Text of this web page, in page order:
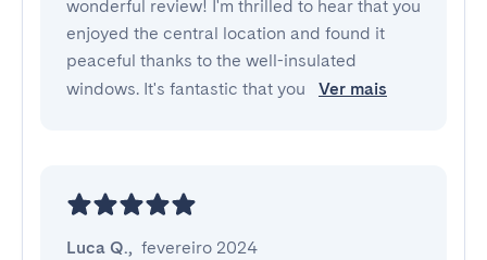
wonderful review! I'm thrilled to hear that you
enjoyed the central location and found it
peaceful thanks to the well-insulated
windows. It's fantastic that you
Ver mais
Luca Q., fevereiro 2024